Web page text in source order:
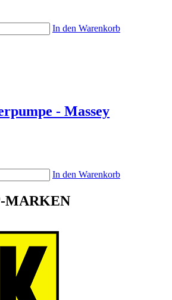
In den Warenkorb
- Massey
In den Warenkorb
MARKEN